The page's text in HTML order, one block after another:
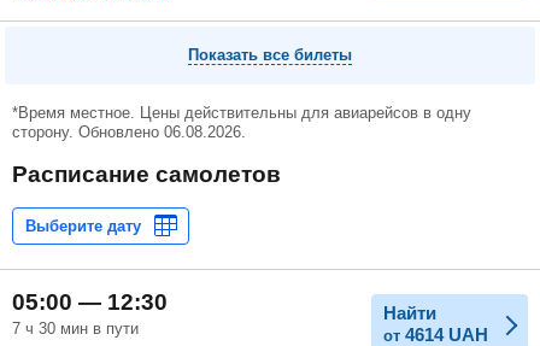
Показать все билеты
*Время местное. Цены действительны для авиарейсов в одну
сторону. Обновлено 06.08.2026.
Расписание самолетов
05:00 — 12:30
7 ч 30 мин в пути
Найти
от 4614 UAH